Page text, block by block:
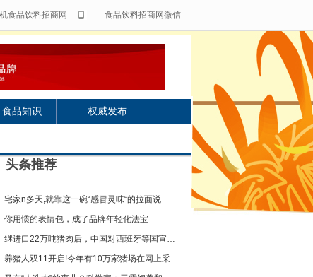
食品饮料招商网
食品饮料招商网微信
食品知识 权威发布
头条推荐
宅家n多天,就靠这一碗“感冒灵味“的拉面说
你用惯的表情包，成了品牌年轻化法宝
继进口22万吨猪肉后，中国对西班牙等国宣布一
养猪人双11开启!今年有10万家猪场在网上采